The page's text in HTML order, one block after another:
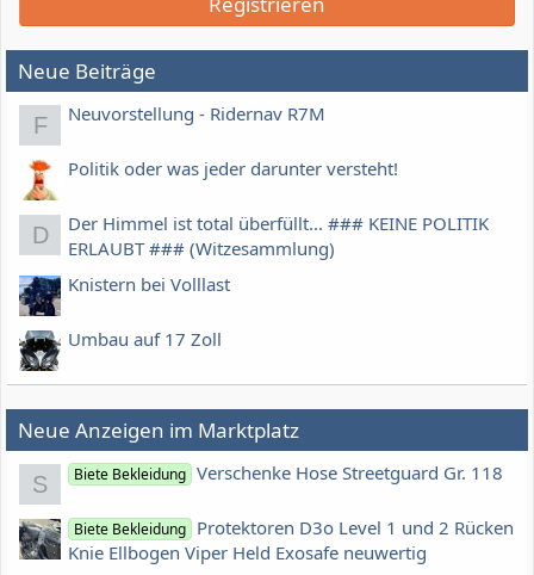
Neue Beiträge
F Neuvorstellung - Ridernav R7M
Politik oder was jeder darunter versteht!
D
Der Himmel ist total überfüllt... ### KEINE POLITIK
ERLAUBT ### (Witzesammlung)
Knistern bei Volllast
Umbau auf 17 Zoll
Neue Anzeigen im Marktplatz
S Biete Bekleidung Verschenke Hose Streetguard Gr. 118
Biete Bekleidung Protektoren D3o Level 1 und 2 Rücken
Knie Ellbogen Viper Held Exosafe neuwertig